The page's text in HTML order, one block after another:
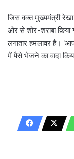
जिस वक्त मुख्यमंत्री रेखा
ओर से शोर-शराबा किया
लगातार हमलावर है।
में पैसे भेजने का वादा